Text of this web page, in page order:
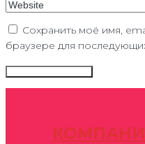
Сохранить моё имя,
браузере для